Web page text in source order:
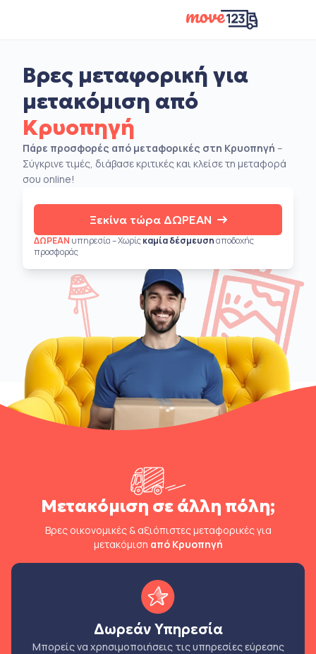
Βρες μεταφορική για
μετακόμιση από
Κρυοπηγή
Πάρε προσφορές από μεταφορικές στη Κρυοπηγή –
Σύγκρινε τιμές, διάβασε κριτικές και κλείσε τη μεταφορά
σου online!
Ξεκίνα τώρα ΔΩΡΕΑΝ
ΔΩΡΕΑΝ υπηρεσία – Χωρίςκαμία δέσμευσηαποδοχής
προσφοράς
Μετακόμιση σε άλλη πόλη;
Βρες οικονομικές & αξιόπιστες μεταφορικές για
μετακόμιση από Κρυοπηγή
Δωρεάν Υπηρεσία
Μπορείς να χρησιμοποιήσεις τις υπηρεσίες εύρεσης